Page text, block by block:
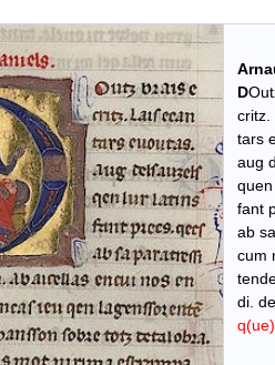
D
critz.
tars
aug
fant
ab
cum
di.
q(ue)